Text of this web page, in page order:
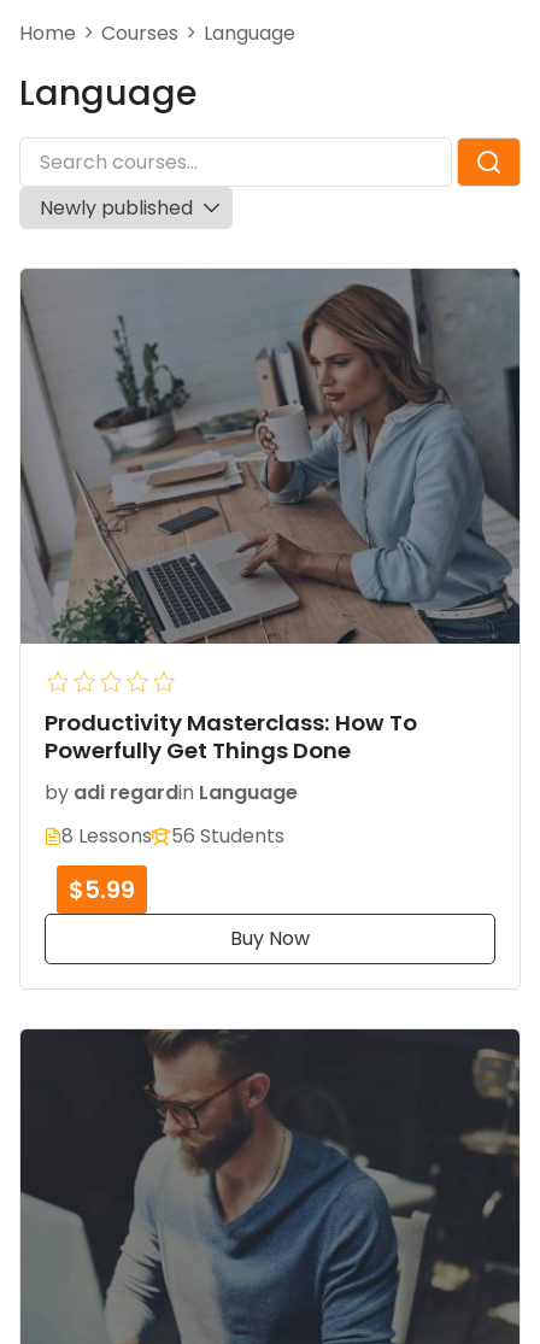
Home Courses Language
Language
Productivity Masterclass: How To
Powerfully Get Things Done
by adi regardin Language
8 Lessons
56 Students
$5.99
Buy Now